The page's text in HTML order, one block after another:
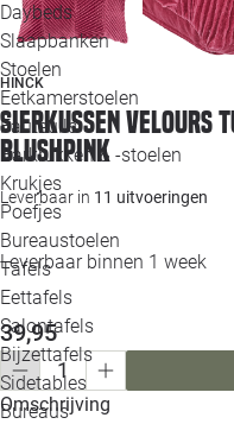
Daybeds
Slaapbanken
Stoelen
Eetkamerstoelen
Fauteuils
Barkrukken & -stoelen
Krukjes
Poefjes
Bureaustoelen
Tafels
Eettafels
Salontafels
Bijzettafels
Sidetables
Bureaus
HINCK
Sierkussen velours
blushpink
Leverbaar in 11 uitvoeringen
Leverbaar binnen 1 week
39,95
Omschrijving